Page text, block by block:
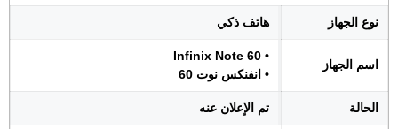
نوع الجهاز هاتف ذكي
اسم الجهاز
• Infinix Note 60
• انفنكس نوت 60
الحالة تم الإعلان عنه